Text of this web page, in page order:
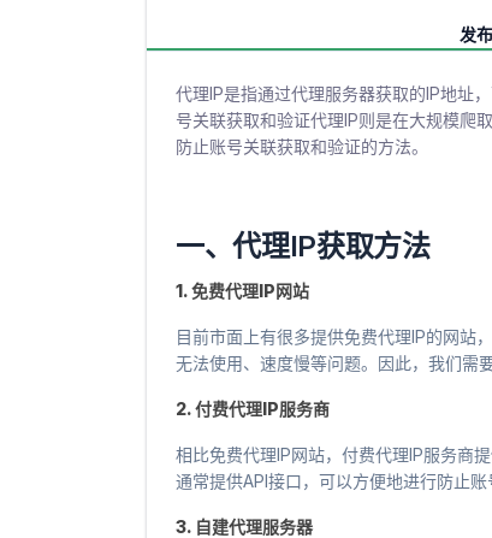
发
代理IP是指通过代理服务器获取的IP地址
号关联获取和验证代理IP则是在大规模爬
防止账号关联获取和验证的方法。
一、代理IP获取方法
1. 免费代理IP网站
目前市面上有很多提供免费代理IP的网站
无法使用、速度慢等问题。因此，我们需
2. 付费代理IP服务商
相比免费代理IP网站，付费代理IP服务商
通常提供API接口，可以方便地进行防止账
3. 自建代理服务器